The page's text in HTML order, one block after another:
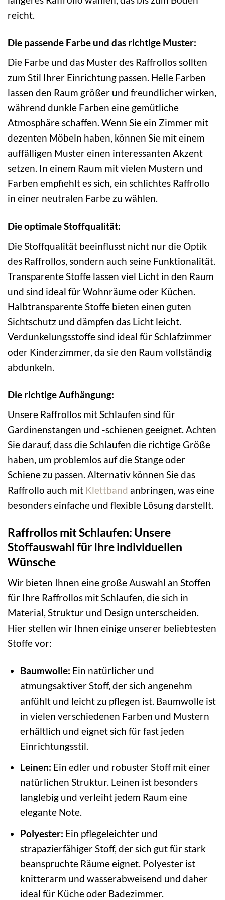
reicht.
Die passende Farbe und das richtige Muster:
Die Farbe und das Muster des Raffrollos sollten
zum Stil Ihrer Einrichtung passen. Helle Farben
lassen den Raum größer und freundlicher wirken,
während dunkle Farben eine gemütliche
Atmosphäre schaffen. Wenn Sie ein Zimmer mit
dezenten Möbeln haben, können Sie mit einem
auffälligen Muster einen interessanten Akzent
setzen. In einem Raum mit vielen Mustern und
Farben empfiehlt es sich, ein schlichtes Raffrollo
in einer neutralen Farbe zu wählen.
Die optimale Stoffqualität:
Die Stoffqualität beeinflusst nicht nur die Optik
des Raffrollos, sondern auch seine Funktionalität.
Transparente Stoffe lassen viel Licht in den Raum
und sind ideal für Wohnräume oder Küchen.
Halbtransparente Stoffe bieten einen guten
Sichtschutz und dämpfen das Licht leicht.
Verdunkelungsstoffe sind ideal für Schlafzimmer
oder Kinderzimmer, da sie den Raum vollständig
abdunkeln.
Die richtige Aufhängung:
Unsere Raffrollos mit Schlaufen sind für
Gardinenstangen und -schienen geeignet. Achten
Sie darauf, dass die Schlaufen die richtige Größe
haben, um problemlos auf die Stange oder
Schiene zu passen. Alternativ können Sie das
Raffrollo auch mit Klettband anbringen, was eine
besonders einfache und flexible Lösung darstellt.
Raffrollos mit Schlaufen: Unsere
Stoffauswahl für Ihre individuellen
Wünsche
Wir bieten Ihnen eine große Auswahl an Stoffen
für Ihre Raffrollos mit Schlaufen, die sich in
Material, Struktur und Design unterscheiden.
Hier stellen wir Ihnen einige unserer beliebtesten
Stoffe vor:
Baumwolle: Ein natürlicher und
atmungsaktiver Stoff, der sich angenehm
anfühlt und leicht zu pflegen ist. Baumwolle ist
in vielen verschiedenen Farben und Mustern
erhältlich und eignet sich für fast jeden
Einrichtungsstil.
Leinen: Ein edler und robuster Stoff mit einer
natürlichen Struktur. Leinen ist besonders
langlebig und verleiht jedem Raum eine
elegante Note.
Polyester: Ein pflegeleichter und
strapazierfähiger Stoff, der sich gut für stark
beanspruchte Räume eignet. Polyester ist
knitterarm und wasserabweisend und daher
ideal für Küche oder Badezimmer.